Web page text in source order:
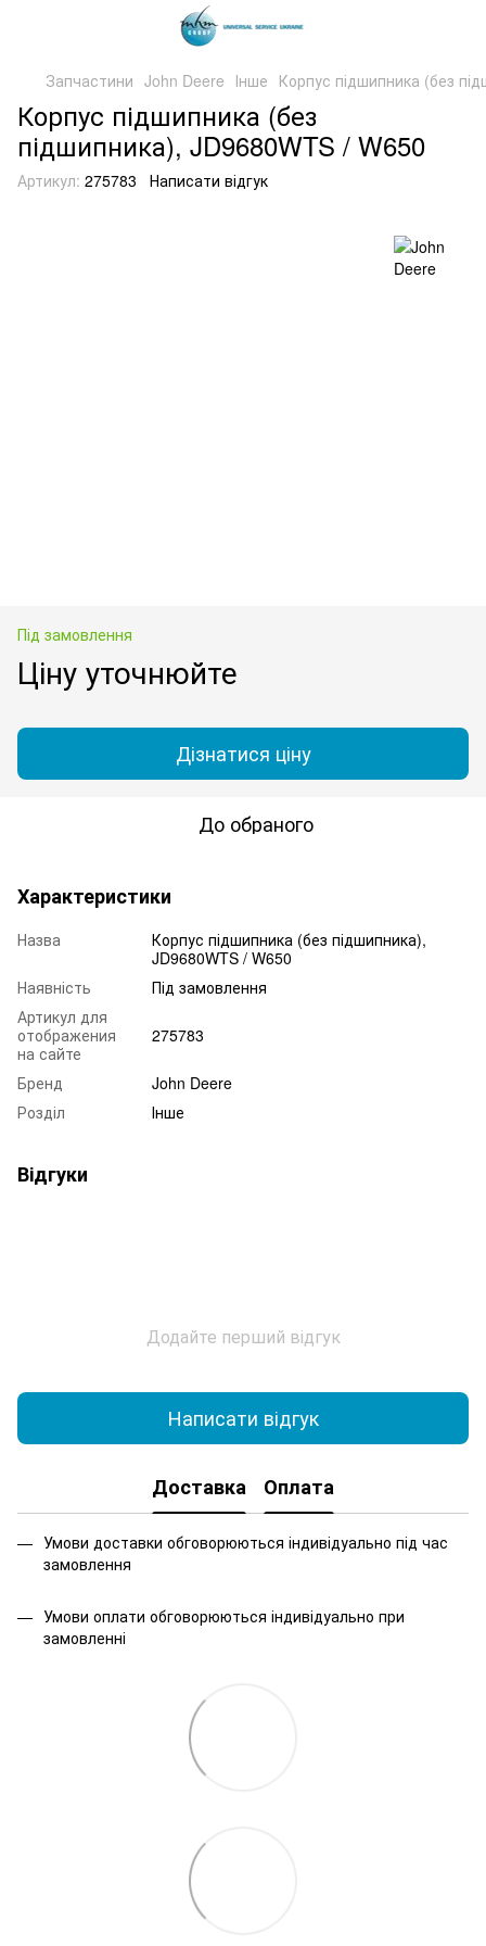
Запчастини John Deere Інше Корпус підшипника (без
Корпус підшипника (без
підшипника), JD9680WTS / W650
Артикул: 275783 Написати відгук
Під замовлення
Ціну уточнюйте
Дізнатися ціну
До обраного
Характеристики
Назва
Корпус підшипника (без підшипника),
JD9680WTS / W650
Наявність
Під замовлення
Артикул для
отображения
на сайте
275783
Бренд
John Deere
Розділ
Інше
Відгуки
Додайте перший відгук
Написати відгук
Доставка Оплата
Умови доставки обговорюються індивідуально під час
замовлення
Умови оплати обговорюються індивідуально при
замовленні